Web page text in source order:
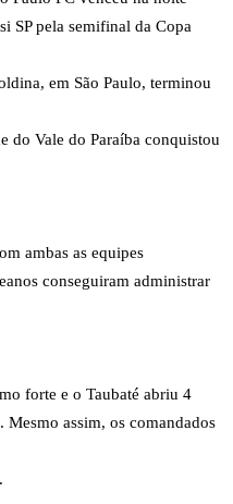
SP pela semifinal da Copa
em São Paulo, terminou
do Vale do Paraíba conquistou
ambas as equipes
conseguiram administrar
forte e o Taubaté abriu 4
assim, os comandados